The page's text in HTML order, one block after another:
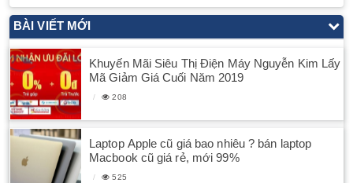
BÀI VIẾT MỚI
Khuyến Mãi Siêu Thị Điện Máy Nguyễn Kim Lấy
Mã Giảm Giá Cuối Năm 2019
208
Laptop Apple cũ giá bao nhiêu ? bán laptop
Macbook cũ giá rẻ, mới 99%
525